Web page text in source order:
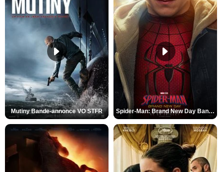
Mutiny Bande-annonce VO STFR Spider-Man: Brand New Day Bande-annonce VO STFR